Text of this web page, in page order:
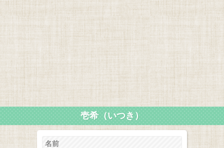
壱希（いつき）
名前